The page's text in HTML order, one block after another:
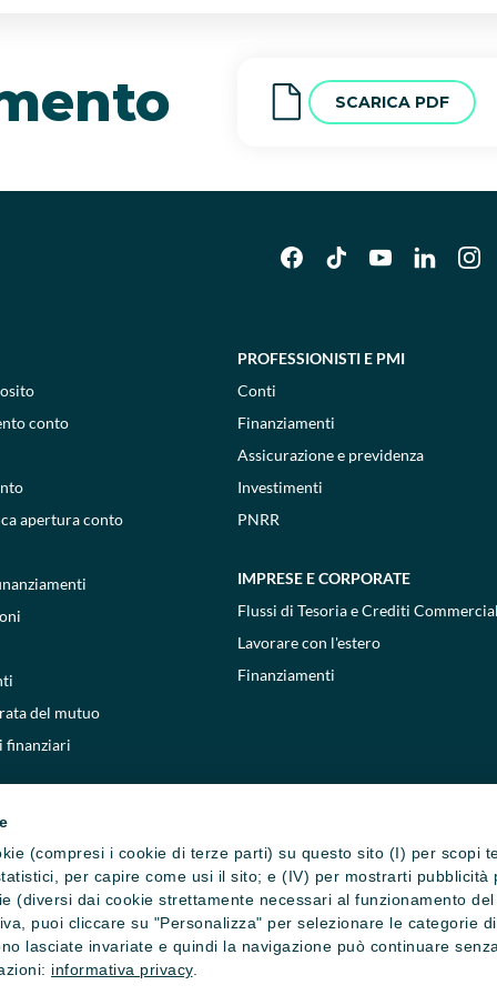
(compresi i cookie di terze parti) su questo sito (I) per scopi
per capire come usi il sito; e (IV) per mostrarti
(diversi dai cookie strettamente necessari al funzionamento
puoi cliccare su "Personalizza" per selezionare le categorie
lasciate invariate e quindi la navigazione può continuare
informativa privacy.
SCARICA PDF
conto
apertura conto
del mutuo
finanziari
PROFESSIONISTI E PMI
Conti
Finanziamenti
Assicurazione e previdenza
Investimenti
PNRR
IMPRESE E CORPORATE
Flussi di Tesoria e Crediti
Lavorare con l'estero
Finanziamenti
cookiePrivacy e cookie policy